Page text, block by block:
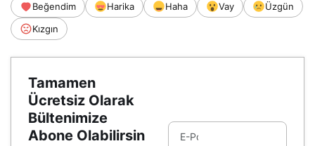
Beğendim Harika Haha Vay
Üzgün
Kızgın
Tamamen
Ücretsiz Olarak
Bültenimize
Abone Olabilirsin